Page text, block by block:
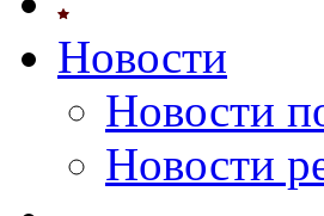
Новости
Новости
Новости